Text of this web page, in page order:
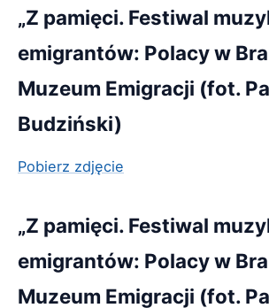
„Z pamięci. Festiwal
emigrantów: Polacy w
Muzeum Emigracji (fot.
Budziński)
Pobierz zdjęcie
„Z pamięci. Festiwal
emigrantów: Polacy w
Muzeum Emigracji (fot.